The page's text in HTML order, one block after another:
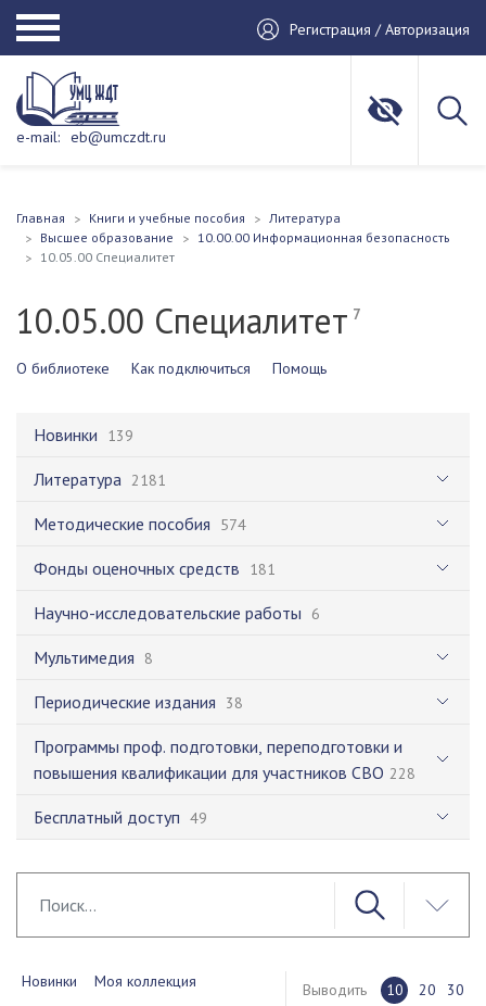
Регистрация / Авторизация
e-mail: eb@umczdt.ru
Главная Книги и учебные пособия
Литература
Высшее образование
10.00.00 Информационная безопасность
10.05.00 Специалитет
10.05.00 Специалитет7
О библиотеке Как подключиться Помощь
Новинки 139
Литература 2181
Методические пособия 574
Фонды оценочных средств 181
Научно-исследовательские работы 6
Мультимедия 8
Периодические издания 38
Программы проф. подготовки, переподготовки и
повышения квалификации для участников СВО 228
Бесплатный доступ 49
Новинки Моя коллекция Выводить 10 20 30